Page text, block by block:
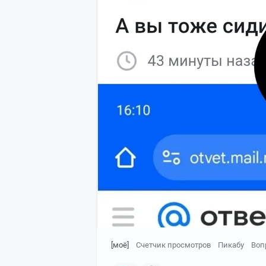
"От чего ушли, к тому и пришли..."
И у него за 11 часов 349К просмотров!
Это значит, что тема людям интересна!
Я ТОЖЕ ХОЧУ В 100 раз больше
Почему их нет?:
- людям неинтересна правда?
- людям неприятна правда?
- нужно было ответить HolyPendel, а не
- нужно было добавить картинку?
[моё] Счетчик просмотров Пикабу